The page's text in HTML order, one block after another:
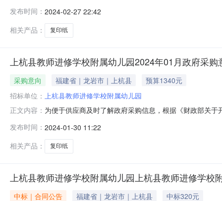
18060190388供应商(乙方)：龙岩市杭桦贸易有限公司
发布时间： 2024-02-27 22:42
相关产品：
复印纸
上杭县教师进修学校附属幼儿园2024年01月政府采购
采购意向 福建省｜龙岩市｜上杭县
预算1340元
招标单位： 上杭县教师进修学校附属幼儿园
正文内容： 为便于供应商及时了解政府采购信息，根据《财政部关
求：办公需求0.1340002024年01月无本次公开的采购意
2024年01月30日
发布时间： 2024-01-30 11:22
相关产品：
复印纸
上杭县教师进修学校附属幼儿园上杭县教师进修学
中标｜合同公告 福建省｜龙岩市｜上杭县
中标320元